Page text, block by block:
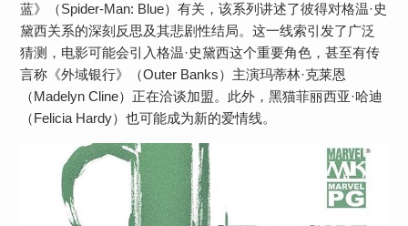
蓝》（Spider-Man: Blue）有关，该系列讲述了彼得对格温·史
黛西关系的深刻反思及其悲剧性结局。这一线索引发了广泛
猜测，电影可能会引入格温·史黛西这个重要角色，甚至有传
言称《外域银行》（Outer Banks）主演玛蒂林·克莱恩
（Madelyn Cline）正在洽谈加盟。此外，黑猫菲丽西亚·哈迪
（Felicia Hardy）也可能成为新的爱情线。